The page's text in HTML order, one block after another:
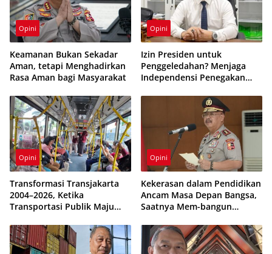
Opini
Keamanan Bukan Sekadar
Aman, tetapi Menghadirkan
Rasa Aman bagi Masyarakat
Opini
Izin Presiden untuk
Penggeledahan? Menjaga
Independensi Penegakan
Opini
Transformasi Transjakarta
2004–2026, Ketika
Transportasi Publik Maju
Terus Membesar
Opini
Kekerasan dalam Pendidikan
Ancam Masa Depan Bangsa,
Saatnya Mem-bangun
Berkarakter